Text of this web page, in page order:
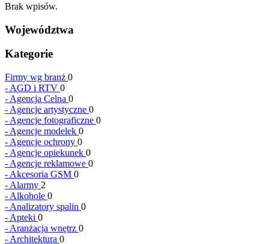
Brak wpisów.
Województwa
Kategorie
Firmy wg branż 0
- AGD i RTV 0
- Agencja Celna 0
- Agencje artystyczne 0
- Agencje fotograficzne 0
- Agencje modelek 0
- Agencje ochrony 0
- Agencje opiekunek 0
- Agencje reklamowe 0
- Akcesoria GSM 0
- Alarmy 2
- Alkohole 0
- Analizatory spalin 0
- Apteki 0
- Aranżacja wnętrz 0
- Architektura 0